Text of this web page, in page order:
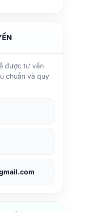
được tư vấn
chuẩn và quy